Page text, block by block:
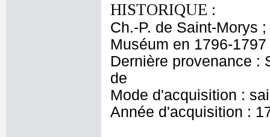
HISTORIQUE :
Ch.-P. de Saint-Morys
Muséum en 1796-
Dernière provenance :
de
Mode d'acquisition :
Année d'acquisition :